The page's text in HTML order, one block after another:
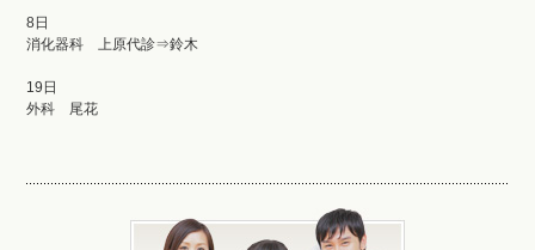
8日
消化器科 上原代診⇒鈴木
19日
外科 尾花